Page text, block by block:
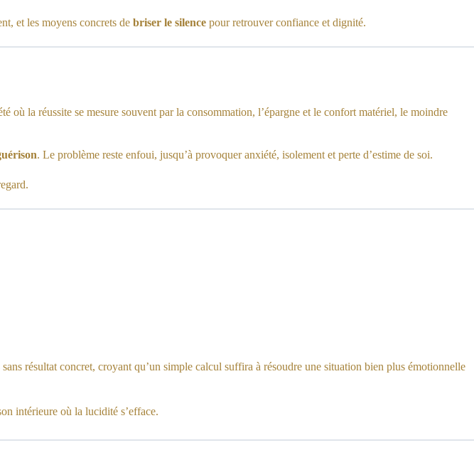
et les moyens concrets de briser le silence pour retrouver confiance et dignité.
où la réussite se mesure souvent par la consommation, l’épargne et le confort matériel, le moindre
. Le problème reste enfoui, jusqu’à provoquer anxiété, isolement et perte d’estime de soi.
résultat concret, croyant qu’un simple calcul suffira à résoudre une situation bien plus émotionnelle
intérieure où la lucidité s’efface.